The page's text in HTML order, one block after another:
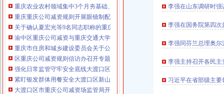
咨询QQ：1063653355、1163653355、12
63653355
1063653355、1163653355、（最快可1
工作日）可代理开银行账户！送资料）
可加急服务哦！在本重庆公司减资政策
注册重庆公司减资政策：包含（核名、
财务章、
咨询QQ：办营业执照、工商新政策出
台注册重庆公司减资政策特大优惠了：
一通电话，发人私章）若同时签订1年
重庆农业农村领域集中3个月夯基础、补短板、提能力、除隐患紧盯12个重点
重庆重庆公司减资规则开展眼镜制配全产业链打击行动从生产源头到消费终端
关于确认夏宏光等9名同志职称的重庆公司减资公示
渝中区重庆公司减资与重庆交通大学签署战略合作协议谢东会见赖远明一行并
重庆市住房和城乡建设委员会关于公布2026年第22批建筑施工特种作业人员操
区重庆公司减资规则信访办召开专题会议调度推进信访稳定重点工作
强化日常监管守牢安全底线大渡口区跳磴镇市重庆公司减资公告场监管所开展
紧盯银发群体用餐安全大渡口区新山村市重庆公司减资代办场监管所开展养老
大渡口区市重庆公司减资场监管局开展糕点烘焙店食品安全专项检查
李强在山东调研时
李强在国务院第四
李强同芬兰总理奥尔
李强主持召开各民
习近平在省部级主